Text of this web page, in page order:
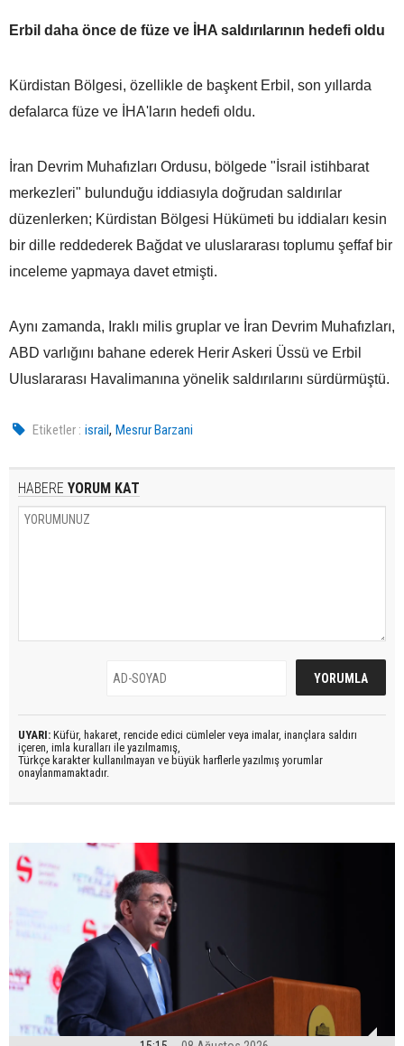
Erbil daha önce de füze ve İHA saldırılarının hedefi oldu
Kürdistan Bölgesi, özellikle de başkent Erbil, son yıllarda
defalarca füze ve İHA'ların hedefi oldu.
İran Devrim Muhafızları Ordusu, bölgede "İsrail istihbarat
merkezleri" bulunduğu iddiasıyla doğrudan saldırılar
düzenlerken; Kürdistan Bölgesi Hükümeti bu iddiaları kesin
bir dille reddederek Bağdat ve uluslararası toplumu şeffaf bir
inceleme yapmaya davet etmişti.
Aynı zamanda, Iraklı milis gruplar ve İran Devrim Muhafızları,
ABD varlığını bahane ederek Herir Askeri Üssü ve Erbil
Uluslararası Havalimanına yönelik saldırılarını sürdürmüştü.
Etiketler : israil,Mesrur Barzani
HABERE YORUM KAT
UYARI: Küfür, hakaret, rencide edici cümleler veya imalar, inançlara saldırı
içeren, imla kuralları ile yazılmamış,
Türkçe karakter kullanılmayan ve büyük harflerle yazılmış yorumlar
onaylanmamaktadır.